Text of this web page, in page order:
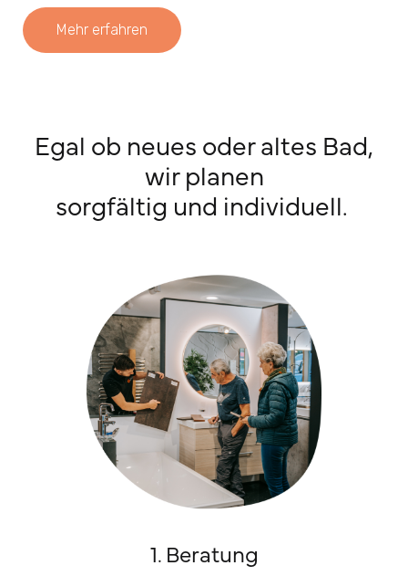
Mehr erfahren
Egal ob neues oder altes Bad,
wir planen
sorgfältig und individuell.
1. Beratung